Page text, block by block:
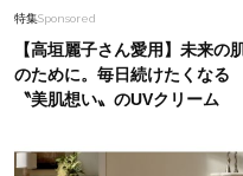
特集Sponsored
【高垣麗子さん愛用】未来の
のために。毎日続けたくなる
〝美肌想い〟のUVクリーム